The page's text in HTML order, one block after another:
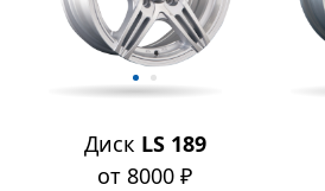
Диск LS 189
от 8000 ₽